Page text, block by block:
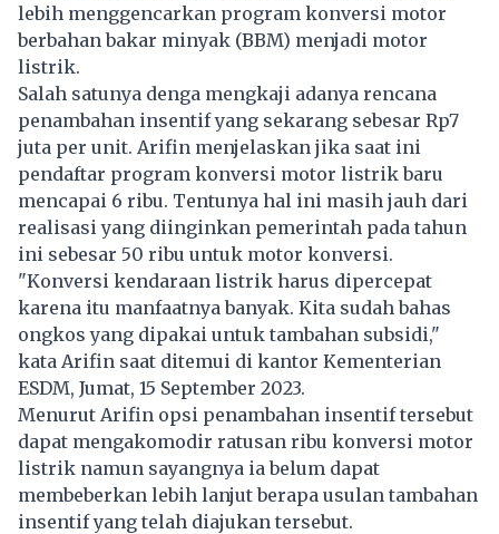
lebih menggencarkan program konversi motor
berbahan bakar minyak (BBM) menjadi motor
listrik.
Salah satunya denga mengkaji adanya rencana
penambahan insentif yang sekarang sebesar Rp7
juta per unit. Arifin menjelaskan jika saat ini
pendaftar program konversi motor listrik baru
mencapai 6 ribu. Tentunya hal ini masih jauh dari
realisasi yang diinginkan pemerintah pada tahun
ini sebesar 50 ribu untuk motor konversi.
"Konversi kendaraan listrik harus dipercepat
karena itu manfaatnya banyak. Kita sudah bahas
ongkos yang dipakai untuk tambahan subsidi,"
kata Arifin saat ditemui di kantor Kementerian
ESDM, Jumat, 15 September 2023.
Menurut Arifin opsi penambahan insentif tersebut
dapat mengakomodir ratusan ribu konversi motor
listrik namun sayangnya ia belum dapat
membeberkan lebih lanjut berapa usulan tambahan
insentif yang telah diajukan tersebut.